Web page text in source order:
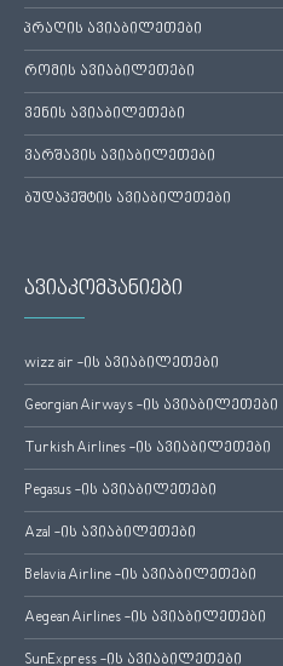
პრაღის ავიაბილეთები
რომის ავიაბილეთები
ვენის ავიაბილეთები
ვარშავის ავიაბილეთები
ბუდაპეშტის ავიაბილეთები
ავიაკომპანიები
wizz air -ის ავიაბილეთები
Georgian Airways -ის ავიაბილეთები
Turkish Airlines -ის ავიაბილეთები
Pegasus -ის ავიაბილეთები
Azal -ის ავიაბილეთები
Belavia Airline -ის ავიაბილეთები
Aegean Airlines -ის ავიაბილეთები
SunExpress -ის ავიაბილეთები